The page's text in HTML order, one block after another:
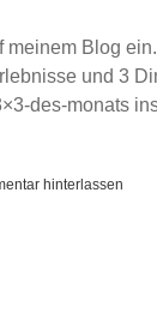
Blog
und 3
des-monats
hinterlassen